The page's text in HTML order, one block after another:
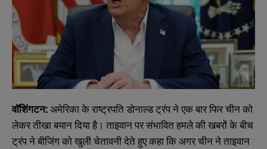
वॉशिंगटन:अमेरिका के राष्ट्रपति डोनाल्ड ट्रंप ने एक बार फिर चीन को
लेकर तीखा बयान दिया है। ताइवान पर संभावित हमले की खबरों के बीच
ट्रंप ने बीजिंग को खुली चेतावनी देते हुए कहा कि अगर चीन ने ताइवान